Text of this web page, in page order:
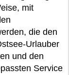
mit
die den
Urlauber
und den
Service